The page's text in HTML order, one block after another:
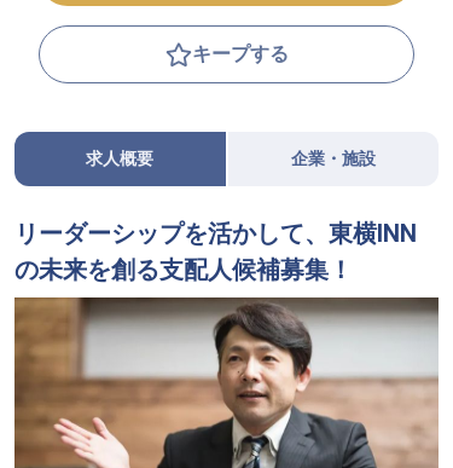
キープする
求人概要 企業・施設
リーダーシップを活かして、東横INN
の未来を創る支配人候補募集！